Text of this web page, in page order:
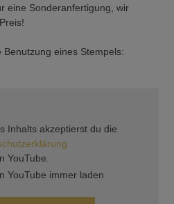
eine Sonderanfertigung, wir
Benutzung eines Stempels:
Inhalts akzeptierst du die
YouTube.
YouTube immer laden